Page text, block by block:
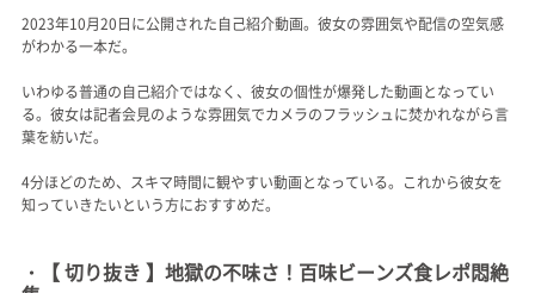
2023年10月20日に公開された自己紹介動画。彼女の雰囲気や配信の空気感
がわかる一本だ。
いわゆる普通の自己紹介ではなく、彼女の個性が爆発した動画となってい
る。彼女は記者会見のような雰囲気でカメラのフラッシュに焚かれながら言
葉を紡いだ。
4分ほどのため、スキマ時間に観やすい動画となっている。これから彼女を
知っていきたいという方におすすめだ。
・【 切り抜き 】地獄の不味さ！百味ビーンズ食レポ悶絶